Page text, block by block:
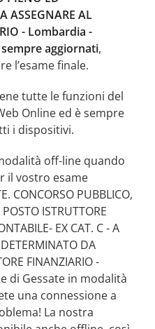
ASSEGNARE AL
- Lombardia -
aggiornati,
l’esame finale.
tutte le funzioni del
Online ed è sempre
i dispositivi.
off-line quando
il vostro esame
CONCORSO PUBBLICO,
ISTRUTTORE
EX CAT. C - A
DA
FINANZIARIO -
di Gessate in modalità
una connessione a
La nostra